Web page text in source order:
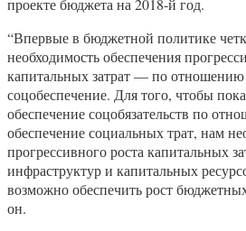
проекте бюджета на 2018-й год.
“Впервые в бюджетной политике
необходимость обеспечения
капитальных затрат — по отношению
соцобеспечение. Для того, чтобы
обеспечение соцобязательств по
обеспечение социальных трат, нам
прогрессивного роста капитальных
инфраструктур и капитальных
возможно обеспечить рост
он.